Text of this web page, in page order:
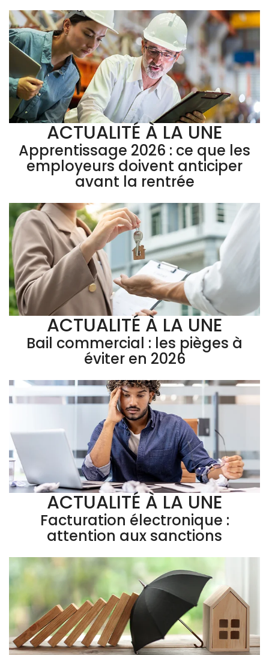
ACTUALITÉ À LA UNE
Apprentissage 2026 : ce que les
employeurs doivent anticiper
avant la rentrée
ACTUALITÉ À LA UNE
Bail commercial : les pièges à
éviter en 2026
ACTUALITÉ À LA UNE
Facturation électronique :
attention aux sanctions